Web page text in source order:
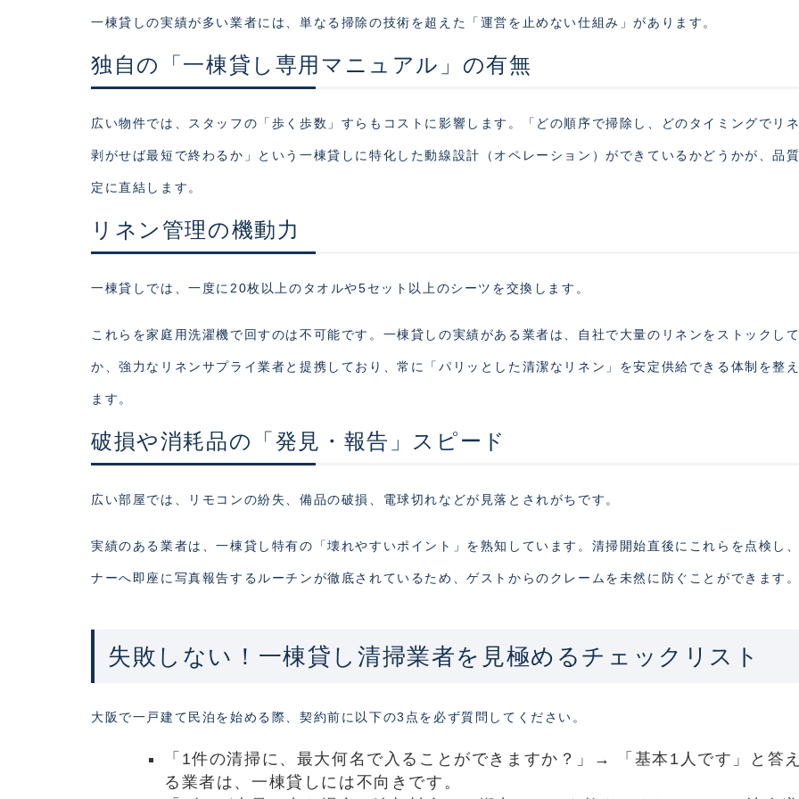
一棟貸しの実績が多い業者には、単なる掃除の技術を超えた「運営を止めない仕組み」があります。
独自の「一棟貸し専用マニュアル」の有無
広い物件では、スタッフの「歩く歩数」すらもコストに影響します。「どの順序で掃除し、どのタイミングでリ
剥がせば最短で終わるか」という一棟貸しに特化した動線設計（オペレーション）ができているかどうかが、品
定に直結します。
リネン管理の機動力
一棟貸しでは、一度に20枚以上のタオルや5セット以上のシーツを交換します。
これらを家庭用洗濯機で回すのは不可能です。一棟貸しの実績がある業者は、自社で大量のリネンをストックし
か、強力なリネンサプライ業者と提携しており、常に「パリッとした清潔なリネン」を安定供給できる体制を整
ます。
破損や消耗品の「発見・報告」スピード
広い部屋では、リモコンの紛失、備品の破損、電球切れなどが見落とされがちです。
実績のある業者は、一棟貸し特有の「壊れやすいポイント」を熟知しています。清掃開始直後にこれらを点検し
ナーへ即座に写真報告するルーチンが徹底されているため、ゲストからのクレームを未然に防ぐことができます。
失敗しない！一棟貸し清掃業者を見極めるチェックリスト
大阪で一戸建て民泊を始める際、契約前に以下の3点を必ず質問してください。
「1件の清掃に、最大何名で入ることができますか？」→ 「基本1人です」と答え
る業者は、一棟貸しには不向きです。